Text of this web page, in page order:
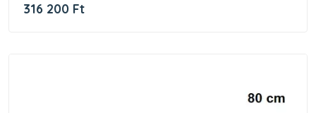
316 200 Ft